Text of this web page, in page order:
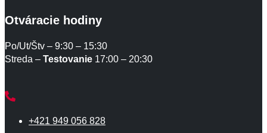
Otváracie hodiny
Po/Ut/Štv – 9:30 – 15:30
Streda – Testovanie 17:00 – 20:30
+421 949 056 828